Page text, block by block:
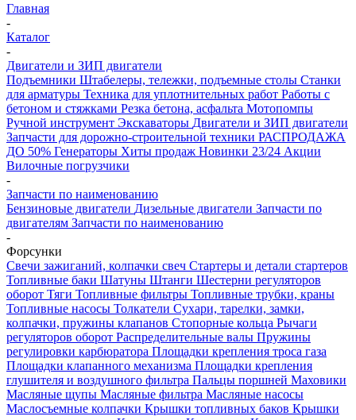
Главная
-
Каталог
-
Двигатели и ЗИП двигатели
Подъемники Штабелеры, тележки, подъемные столы Станки
для арматуры Техника для уплотнительных работ Работы с
бетоном и стяжками Резка бетона, асфальта Мотопомпы
Ручной инструмент Экскаваторы Двигатели и ЗИП двигатели
Запчасти для дорожно-строительной техники РАСПРОДАЖА
ДО 50% Генераторы Хиты продаж Новинки 23/24 Акции
Вилочные погрузчики
-
Запчасти по наименованию
Бензиновые двигатели Дизельные двигатели Запчасти по
двигателям Запчасти по наименованию
-
Форсунки
Свечи зажиганий, колпачки свеч Стартеры и детали стартеров
Топливные баки Шатуны Штанги Шестерни регуляторов
оборот Тяги Топливные фильтры Топливные трубки, краны
Топливные насосы Толкатели Сухари, тарелки, замки,
колпачки, пружины клапанов Стопорные кольца Рычаги
регуляторов оборот Распределительные валы Пружины
регулировки карбюратора Площадки крепления троса газа
Площадки клапанного механизма Площадки крепления
глушителя и воздушного фильтра Пальцы поршней Маховики
Масляные щупы Масляные фильтра Масляные насосы
Маслосъемные колпачки Крышки топливных баков Крышки